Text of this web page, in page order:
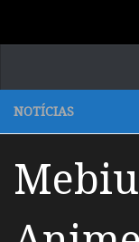
NOTÍCIAS